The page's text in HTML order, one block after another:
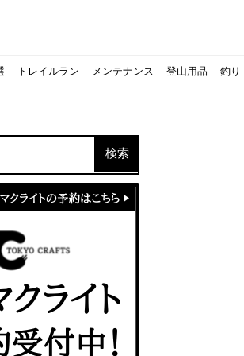
きやま）登山体験レポ
今シーズン最後の雪山を堪能してきた
、手続きの流れを確認
や利用券をふるさと納税でゲット！おすすめ
込みBBQしてみた
アブーツならダナー！3つの理由とおすすめア
てます！ @小倉店
キング編〜
ディア7選！家にいながらおしゃれキャンプ♪
ント買取』について
ミ・評判は？人気焚き火台の魅力・気になる
すすめレシピをご紹介
！】南八ヶ岳テント泊登山、赤岳〜横岳〜硫黄
ライトのご紹介
を選ぶべき？｜サロモンの定番シューズで解
めリュック容量別12選｜目的別の選び方も合
つの理由とおすすめ7選
ザー参加型の動画マップ「クライミングチャ
みのタマゴサンド』の作り方
、野生動物で一番怖いのは【17＃自分のキャ
由とおすすめウェアを紹介
ンプデビューに最適！サウスフィールドのお
由とおすすめウェアを紹介
ンプデビューに最適！サウスフィールドのお
トレイルラン
ューズで解説&ご紹介
6選【初級〜中級者向け】
見！日頃のトレーニングから中距離レースま
メンテナンス
を紹介！便利アイテムも
】使わなくなったキャンプ道具の行方！【初
登山用品
別でおすすめを紹介
はゼロポイントで揃えよう！種類別で人気ア
釣り
すすめ10選！基本タックルから選び方まで紹介
別おすすめリュック9選
のブランドに込められた想いとは！？おすす
キャンプ事情をご紹介Part.1〜ロサンゼルス
パーSakiさんに教わる！簡単『フルーツシロ
ーツシロップ』の作り方
パーSakiさんに教わる！簡単アウトドアスイ
ウマイ』の作り方
見！モチモチ『ベーグル』の作り方
パーSakiさんに教わる！ピリ辛が後引くうま